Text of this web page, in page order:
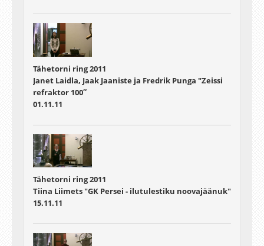
Tähetorni ring 2011
Janet Laidla, Jaak Jaaniste ja Fredrik Punga "Zeissi
refraktor 100″
01.11.11
Tähetorni ring 2011
Tiina Liimets "GK Persei - ilutulestiku noovajäänuk"
15.11.11